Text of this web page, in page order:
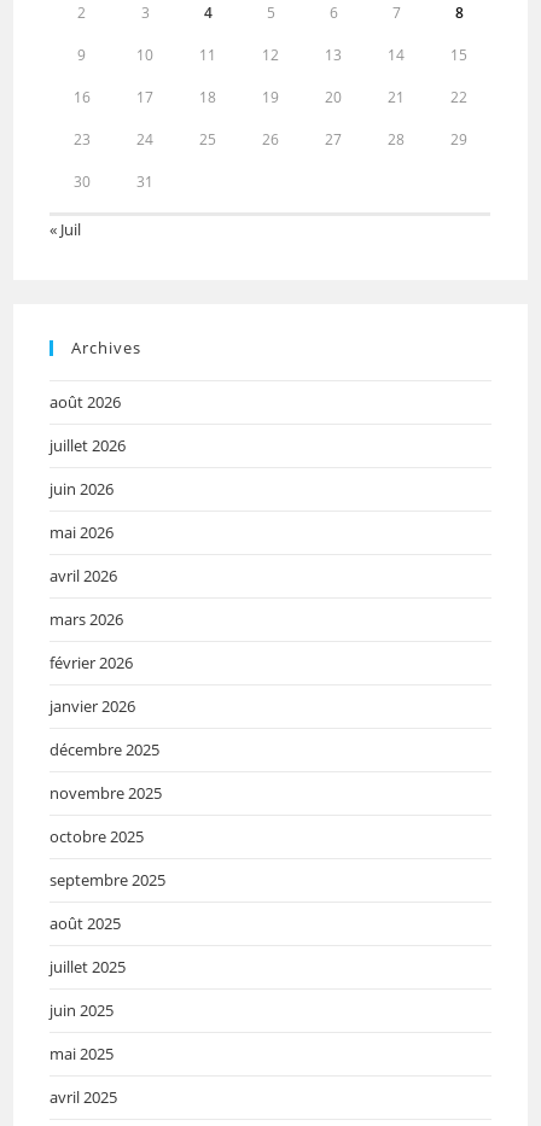
2 3 4 5 6 7 8
9 10 11 12 13 14 15
16 17 18 19 20 21 22
23 24 25 26 27 28 29
30 31
« Juil
Archives
août 2026
juillet 2026
juin 2026
mai 2026
avril 2026
mars 2026
février 2026
janvier 2026
décembre 2025
novembre 2025
octobre 2025
septembre 2025
août 2025
juillet 2025
juin 2025
mai 2025
avril 2025